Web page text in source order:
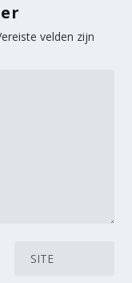
velden zijn